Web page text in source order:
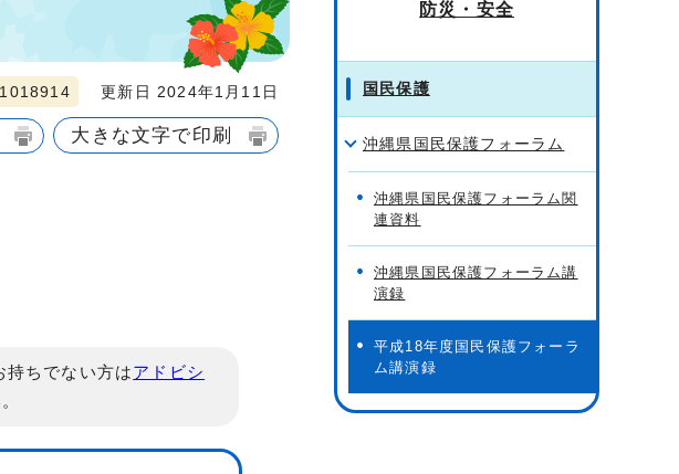
更新日 2024年1月11日
大きな文字で印刷
ちでない方はアドビシ
防災・安全
国民保護
沖縄県国民保護フォーラム
沖縄県国民保護フォーラム関
連資料
沖縄県国民保護フォーラム講
演録
平成18年度国民保護フォーラ
ム講演録